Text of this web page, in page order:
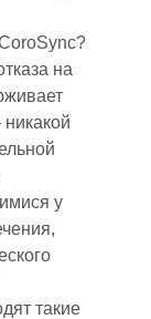
на
у
такие